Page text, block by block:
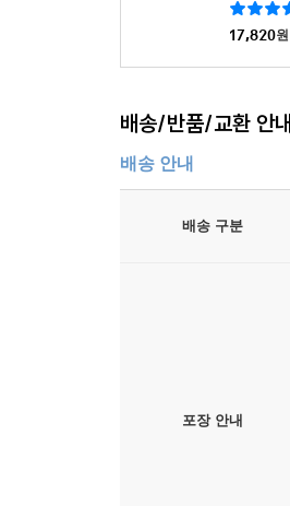
17,820원
배송/반품/교환 안내
배송 안내
배송 구분
포장 안내